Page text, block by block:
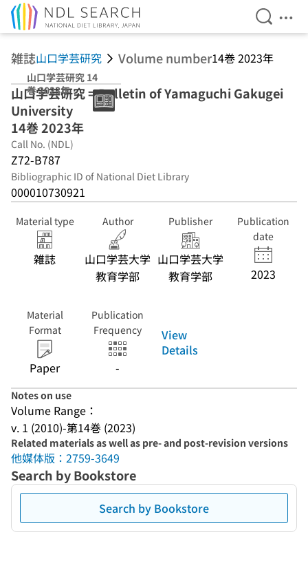
Open
雑誌山口学芸研究 Volume number14巻 2023年
山口学芸研究 14
巻 2023年
山口学芸研究 = Bulletin of Yamaguchi Gakugei
University
14巻 2023年
Call No. (NDL)
Z72-B787
Bibliographic ID of National Diet Library
000010730921
Material type
雑誌
Author
山口学芸大学
教育学部
Publisher
山口学芸大学
教育学部
Publication
date
2023
Material
Format
Paper
Publication
Frequency
-
View
Details
Notes on use
Volume Range：
v. 1 (2010)-第14巻 (2023)
Related materials as well as pre- and post-revision versions
他媒体版：2759-3649
Search by Bookstore
Search by Bookstore